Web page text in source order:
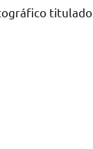
titulado